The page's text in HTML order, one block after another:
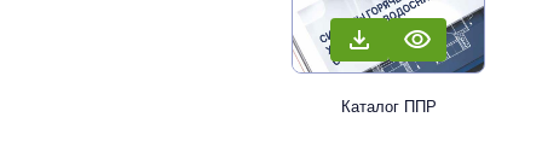
Каталог ППР